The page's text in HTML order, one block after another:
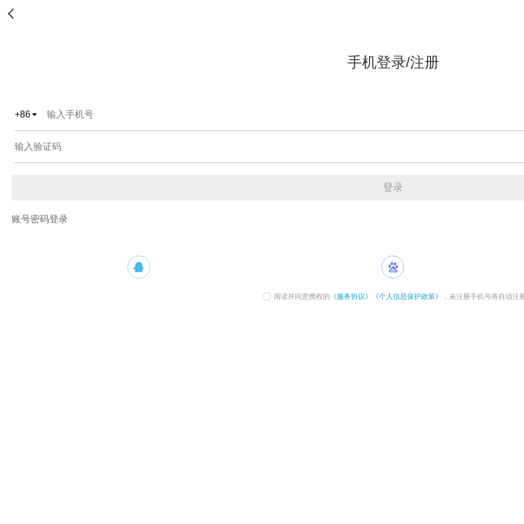
手机登录/注册
+86
登录
账号密码登录
阅读并同意携程的 《服务协议》 《个人信息保护政策》 ，未注册手机号将自动注